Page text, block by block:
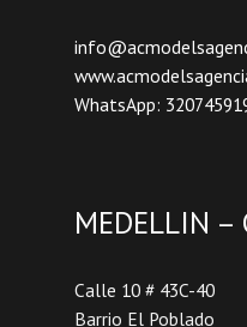
WhatsApp:
MEDELLIN –
Calle 10 # 43C-40
Barrio El Poblado